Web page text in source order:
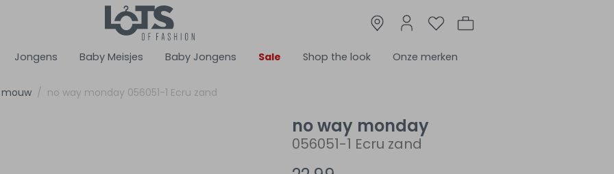
Jongens Baby Meisjes Baby Jongens Sale Shop the look Onze merken
mouw no way monday 056051-1 Ecru zand
no way monday
056051-1 Ecru zand